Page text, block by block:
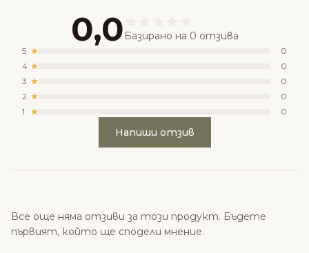
0,0 Базирано на 0 отзива
5
0
4
0
3
0
2
0
1
0
Напиши отзив
Все още няма отзиви за този продукт. Бъдете
първият, който ще сподели мнение.